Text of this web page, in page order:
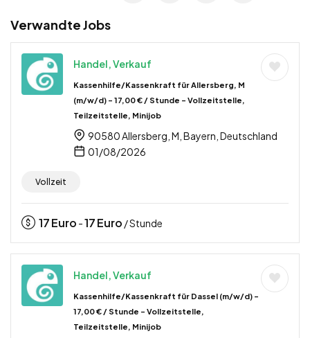
Verwandte Jobs
Handel, Verkauf
Kassenhilfe/Kassenkraft für Allersberg, M
(m/w/d) – 17,00 € / Stunde – Vollzeitstelle,
Teilzeitstelle, Minijob
90580 Allersberg, M, Bayern, Deutschland
01/08/2026
Vollzeit
17Euro -17Euro / Stunde
Handel, Verkauf
Kassenhilfe/Kassenkraft für Dassel (m/w/d) –
17,00 € / Stunde – Vollzeitstelle,
Teilzeitstelle, Minijob